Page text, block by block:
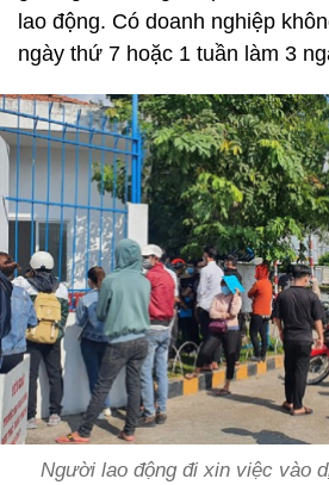
lao động. Có doanh nghiệp
ngày thứ 7 hoặc 1 tuần làm 3
Người lao động đi xin việc vào